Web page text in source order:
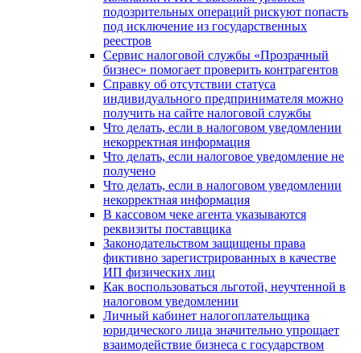
подозрительных операций рискуют попасть
под исключение из государственных
реестров
Сервис налоговой службы «Прозрачный
бизнес» помогает проверить контрагентов
Справку об отсутствии статуса
индивидуального предпринимателя можно
получить на сайте налоговой службы
Что делать, если в налоговом уведомлении
некорректная информация
Что делать, если налоговое уведомление не
получено
Что делать, если в налоговом уведомлении
некорректная информация
В кассовом чеке агента указываются
реквизиты поставщика
Законодательством защищены права
фиктивно зарегистрированных в качестве
ИП физических лиц
Как воспользоваться льготой, неучтенной в
налоговом уведомлении
Личный кабинет налогоплательщика
юридического лица значительно упрощает
взаимодействие бизнеса с государством